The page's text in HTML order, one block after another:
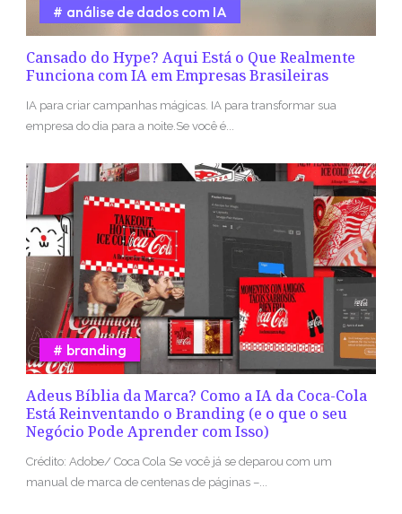
Cansado do Hype? Aqui Está o Que Realmente
Funciona com IA em Empresas Brasileiras
análise de dados com IA
IA para criar campanhas mágicas. IA para transformar sua
empresa do dia para a noite.Se você é...
Adeus Bíblia da Marca? Como a IA da Coca-Cola
Está Reinventando o Branding (e o que o seu
Negócio Pode Aprender com Isso)
branding
Crédito: Adobe/ Coca Cola Se você já se deparou com um
manual de marca de centenas de páginas –...